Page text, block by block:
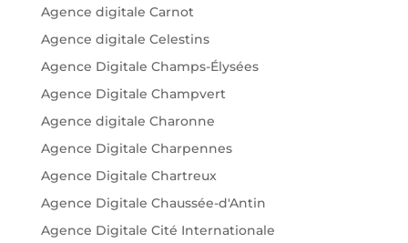
Agence digitale Carnot
Agence digitale Celestins
Agence Digitale Champs-Élysées
Agence Digitale Champvert
Agence digitale Charonne
Agence Digitale Charpennes
Agence Digitale Chartreux
Agence Digitale Chaussée-d'Antin
Agence Digitale Cité Internationale